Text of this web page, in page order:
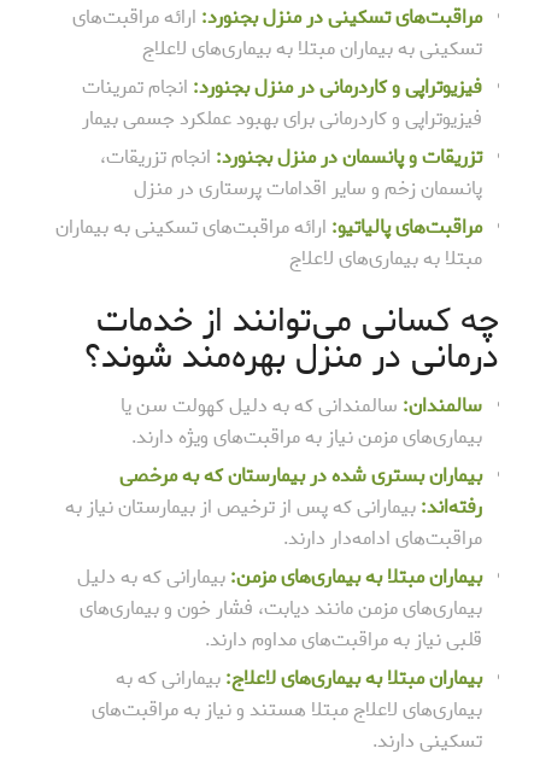
مراقبت‌های تسکینی در منزل بجنورد: ارائه مراقبت‌های
تسکینی به بیماران مبتلا به بیماری‌های لاعلاج
فیزیوتراپی و کاردرمانی در منزل بجنورد: انجام تمرینات
فیزیوتراپی و کاردرمانی برای بهبود عملکرد جسمی بیمار
تزریقات و پانسمان در منزل بجنورد: انجام تزریقات،
پانسمان زخم و سایر اقدامات پرستاری در منزل
مراقبت‌های پالیاتیو: ارائه مراقبت‌های تسکینی به بیماران
مبتلا به بیماری‌های لاعلاج
چه کسانی می‌توانند از خدمات
درمانی در منزل بهره‌مند شوند؟
سالمندان: سالمندانی که به دلیل کهولت سن یا
بیماری‌های مزمن نیاز به مراقبت‌های ویژه دارند.
بیماران بستری شده در بیمارستان که به مرخصی
رفته‌اند:بیمارانی که پس از ترخیص از بیمارستان نیاز به
مراقبت‌های ادامه‌دار دارند.
بیماران مبتلا به بیماری‌های مزمن:بیمارانی که به دلیل
بیماری‌های مزمن مانند دیابت، فشار خون و بیماری‌های
قلبی نیاز به مراقبت‌های مداوم دارند.
بیماران مبتلا به بیماری‌های لاعلاج:بیمارانی که به
بیماری‌های لاعلاج مبتلا هستند و نیاز به مراقبت‌های
تسکینی دارند.